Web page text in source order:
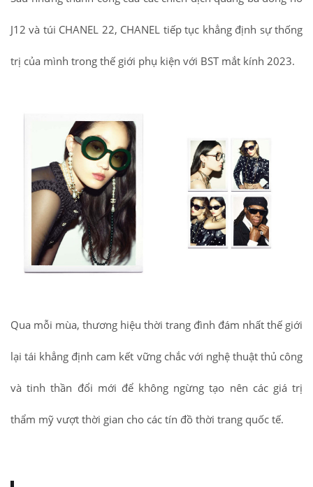
J12 và túi CHANEL 22, CHANEL tiếp tục khẳng định sự thống
trị của mình trong thế giới phụ kiện với BST mắt kính 2023.
Qua mỗi mùa, thương hiệu thời trang đình đám nhất thế giới
lại tái khẳng định cam kết vững chắc với nghệ thuật thủ công
và tinh thần đổi mới để không ngừng tạo nên các giá trị
thẩm mỹ vượt thời gian cho các tín đồ thời trang quốc tế.